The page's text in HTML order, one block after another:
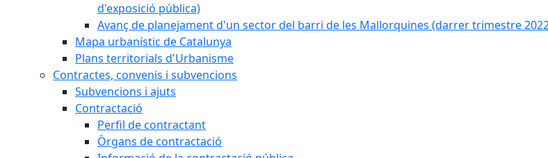
d'exposició pública)
Avanç de planejament d'un sector del barri de les Mallorquines (darrer trimestre
Mapa urbanístic de Catalunya
Plans territorials d'Urbanisme
Contractes, convenis i subvencions
Subvencions i ajuts
Contractació
Perfil de contractant
Òrgans de contractació